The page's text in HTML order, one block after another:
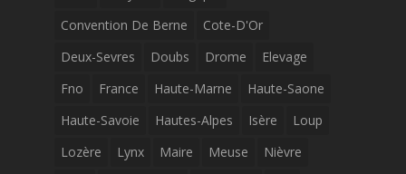
Convention De Berne
Cote-D'Or
Deux-Sevres
Doubs Drome
Elevage
Fno
France Haute-Marne
Haute-Saone
Haute-Savoie
Hautes-Alpes Isère
Loup
Lozère
Lynx Maire Meuse
Nièvre